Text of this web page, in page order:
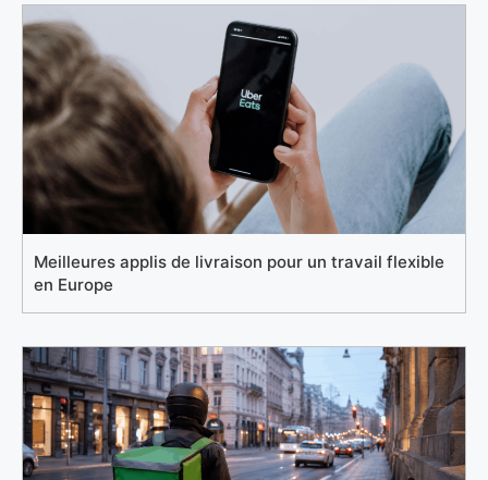
Meilleures applis de livraison pour un travail flexible
en Europe